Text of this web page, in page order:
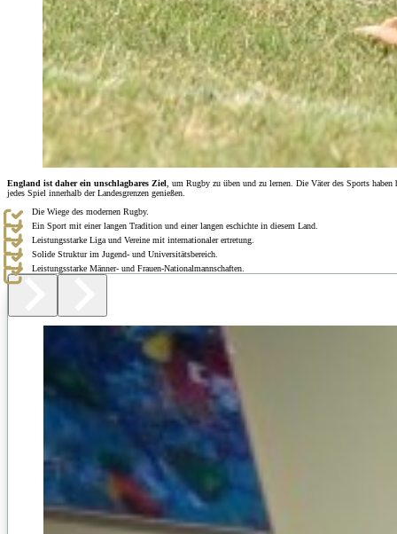
England ist daher ein unschlagbares Ziel , um Rugby zu üben und zu lernen. Die Väter des Sports
jedes Spiel innerhalb der Landesgrenzen genießen.
Die Wiege des modernen Rugby.
Ein Sport mit einer langen Tradition und einer langen eschichte in diesem Land.
Leistungsstarke Liga und Vereine mit internationaler ertretung.
Solide Struktur im Jugend- und Universitätsbereich.
Leistungsstarke Männer- und Frauen-Nationalmannschaften.